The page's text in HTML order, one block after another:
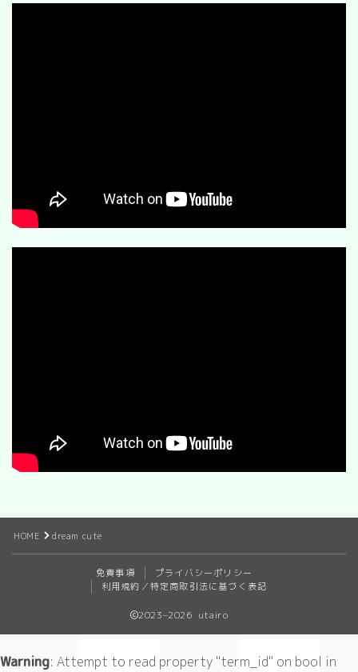
HOME dream cute
免責事項
プライバシーポリシー
利用規約／特定商取引法に基づく表記
2023–2026 utairo
Warning: Attempt to read property "term_id" on bool in